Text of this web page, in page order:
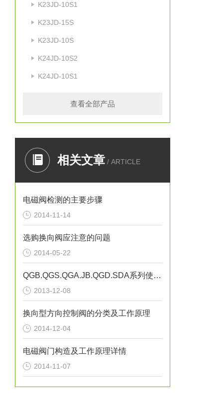
K23JD-10S1
K23JD-15S
K23JD-10S
K24JD-10S2
K24JD-10S1
查看全部产品
相关文章 / ARTICLE
电磁阀检测的主要步骤
2014-11-14
选购换向阀应注意的问题
2014-05-22
QGB.QGS.QGA.JB.QGD.SDA系列使用说明 K23JSD-L15
2013-12-08
换向型方向控制阀的分类及工作原理
2014-12-04
电磁阀门构造及工作原理详情
2014-11-07